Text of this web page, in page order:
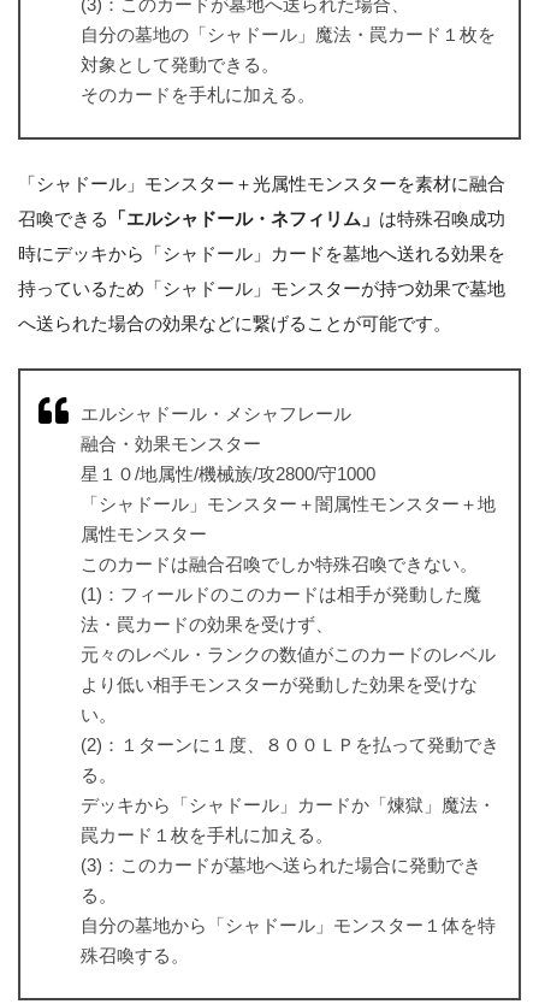
自分の墓地の「シャドール」魔法・罠カード１枚を
対象として発動できる。
そのカードを手札に加える。
「シャドール」モンスター＋光属性モンスターを素材に融合
召喚できる
「エルシャドール・ネフィリム」 は特殊召喚成功
時にデッキから「シャドール」カードを墓地へ送れる効果を
持っているため「シャドール」モンスターが持つ効果で墓地
へ送られた場合の効果などに繋げることが可能です。
エルシャドール・メシャフレール
融合・効果モンスター
星１０/地属性/機械族/攻2800/守1000
「シャドール」モンスター＋闇属性モンスター＋地
属性モンスター
このカードは融合召喚でしか特殊召喚できない。
(1)：フィールドのこのカードは相手が発動した魔
法・罠カードの効果を受けず、
元々のレベル・ランクの数値がこのカードのレベル
より低い相手モンスターが発動した効果を受けな
い。
(2)：１ターンに１度、８００ＬＰを払って発動でき
る。
デッキから「シャドール」カードか「煉獄」魔法・
罠カード１枚を手札に加える。
(3)：このカードが墓地へ送られた場合に発動でき
る。
自分の墓地から「シャドール」モンスター１体を特
殊召喚する。